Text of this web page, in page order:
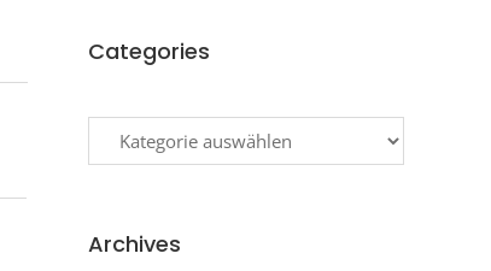
Categories
Archives